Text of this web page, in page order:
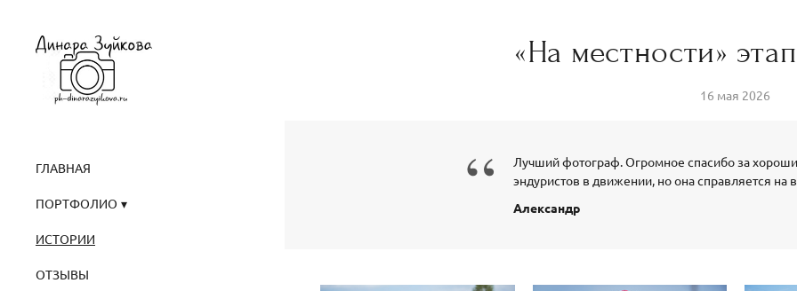
ГЛАВНАЯ
ПОРТФОЛИО
ИСТОРИИ
ОТЗЫВЫ
«На местности»
16 мая 2026
“
Лучший фотограф. Огромное спасибо за
эндуристов в движении, но она справляется на
Александр